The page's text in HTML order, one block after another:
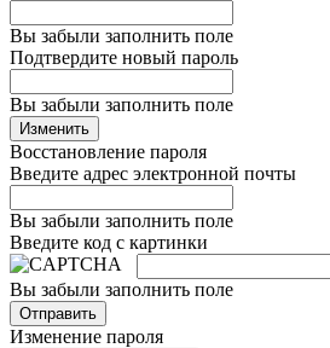
Вы забыли заполнить поле
Подтвердите новый пароль
Вы забыли заполнить поле
Изменить
Восстановление пароля
Введите адрес электронной почты
Вы забыли заполнить поле
Введите код с картинки
Вы забыли заполнить поле
Отправить
Изменение пароля